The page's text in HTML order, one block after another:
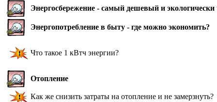
Энергосбережение - самый дешевый и
Энергопотребление в быту - где можно экономить?
Что такое 1 кВтч энергии?
Отопление
Как же снизить затраты на отопление и не замерзнуть?